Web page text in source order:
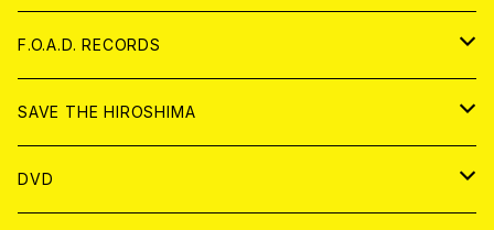
ANALOG
CD
ANALOG
F.O.A.D. RECORDS
CD
ANALOG
SAVE THE HIROSHIMA
アパレル
DVD